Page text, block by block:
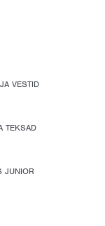
VESTID
TEKSAD
JUNIOR